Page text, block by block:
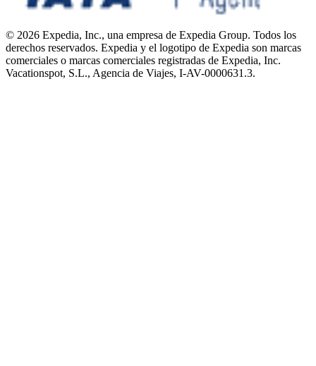
© 2026 Expedia, Inc., una empresa de Expedia Group. Todos los
derechos reservados. Expedia y el logotipo de Expedia son marcas
comerciales o marcas comerciales registradas de Expedia, Inc.
Vacationspot, S.L., Agencia de Viajes, I-AV-0000631.3.